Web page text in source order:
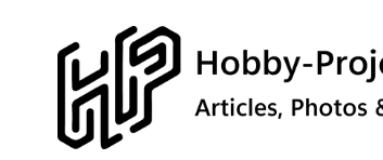
Inhalt
springen